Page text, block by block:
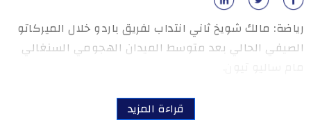
رياضة: مالك شويخ ثاني انتداب لفريق باردو خلال الميركاتو
الصيفي الحالي بعد متوسط الميدان الهجومي السنغالي
قراءة المزيد